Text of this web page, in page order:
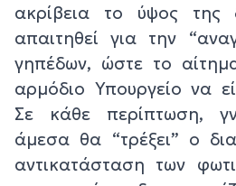
ακρίβεια το ύψος
απαιτηθεί για την
γηπέδων, ώστε το
αρμόδιο Υπουργείο να
Σε κάθε περίπτωση,
άμεσα θα “τρέξει” ο
αντικατάσταση των